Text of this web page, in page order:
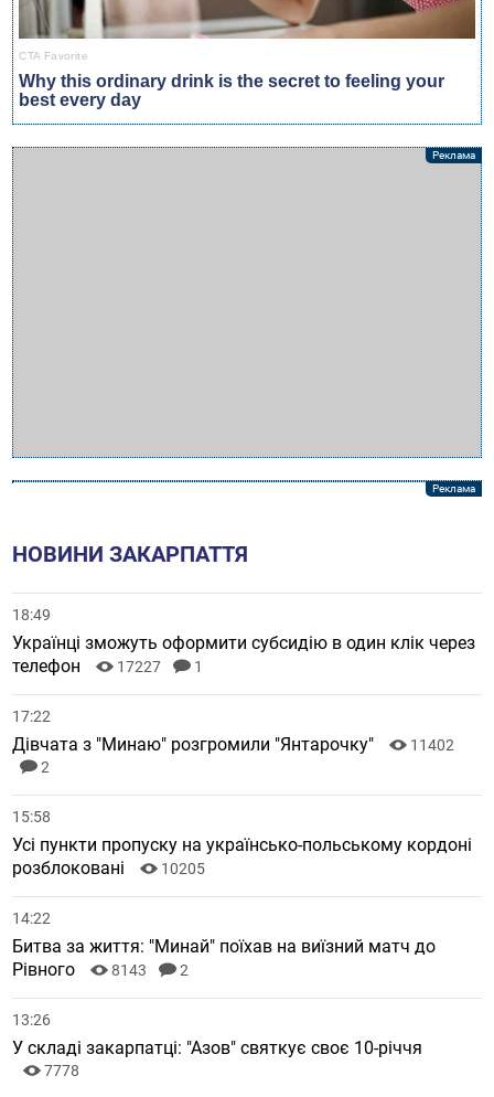
НОВИНИ ЗАКАРПАТТЯ
18:49
Українці зможуть оформити субсидію в один клік через
телефон
17227 1
17:22
Дівчата з "Минаю" розгромили "Янтарочку"
11402
2
15:58
Усі пункти пропуску на українсько-польському кордоні
розблоковані
10205
14:22
Битва за життя: "Минай" поїхав на виїзний матч до
Рівного
8143 2
13:26
У складі закарпатці: "Азов" святкує своє 10-річчя
7778